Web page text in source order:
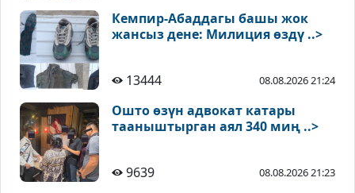
Кемпир-Абаддагы башы жок
жансыз дене: Милиция өздү ..>
13444 08.08.2026 21:24
Ошто өзүн адвокат катары
тааныштырган аял 340 миң ..>
9639 08.08.2026 21:23